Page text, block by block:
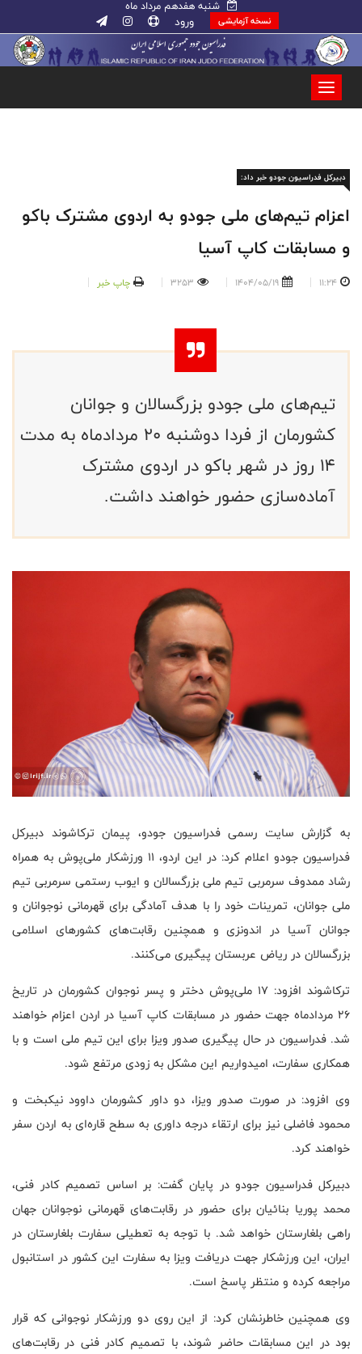
شنبه هفدهم مرداد ماه
نسخه آزمایشی ورود
دبیرکل فدراسیون جودو خبر داد:
اعزام تیم‌های ملی جودو به اردوی مشترک باکو
و مسابقات کاپ آسیا
11:24
1404/05/19
3253 چاپ خبر
تیم‌های ملی جودو بزرگسالان و جوانان
کشورمان از فردا دوشنبه ۲۰ مردادماه به مدت
۱۴ روز در شهر باکو در اردوی مشترک
آماده‌سازی حضور خواهند داشت.
به گزارش سایت رسمی فدراسیون جودو، پیمان ترکاشوند دبیرکل
فدراسیون جودو اعلام کرد: در این اردو، ۱۱ ورزشکار ملی‌پوش به همراه
رشاد ممدوف سرمربی تیم ملی بزرگسالان و ایوب رستمی سرمربی تیم
ملی جوانان، تمرینات خود را با هدف آمادگی برای قهرمانی نوجوانان و
جوانان آسیا در اندونزی و همچنین رقابت‌های کشورهای اسلامی
بزرگسالان در ریاض عربستان پیگیری می‌کنند.
ترکاشوند افزود: ۱۷ ملی‌پوش دختر و پسر نوجوان کشورمان در تاریخ
۲۶ مردادماه جهت حضور در مسابقات کاپ آسیا در اردن اعزام خواهند
شد. فدراسیون در حال پیگیری صدور ویزا برای این تیم ملی است و با
همکاری سفارت، امیدواریم این مشکل به زودی مرتفع شود.
وی افزود: در صورت صدور ویزا، دو داور کشورمان داوود نیکبخت و
محمود فاضلی نیز برای ارتقاء درجه داوری به سطح قاره‌ای به اردن سفر
خواهند کرد.
دبیرکل فدراسیون جودو در پایان گفت: بر اساس تصمیم کادر فنی،
محمد پوریا بنائیان برای حضور در رقابت‌های قهرمانی نوجوانان جهان
راهی بلغارستان خواهد شد. با توجه به تعطیلی سفارت بلغارستان در
ایران، این ورزشکار جهت دریافت ویزا به سفارت این کشور در استانبول
مراجعه کرده و منتظر پاسخ است.
وی همچنین خاطرنشان کرد: از این روی دو ورزشکار نوجوانی که قرار
بود در این مسابقات حاضر شوند، با تصمیم کادر فنی در رقابت‌های